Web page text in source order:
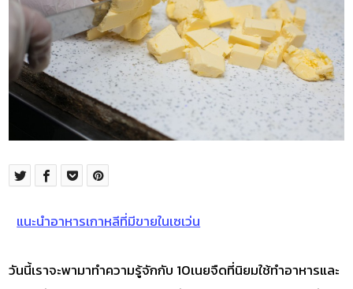
แนะนำอาหารเกาหลีที่มีขายในเซเว่น
วันนี้เราจะพามาทำความรู้จักกับ 10เนยจืดที่นิยมใช้ทำอาหารและ